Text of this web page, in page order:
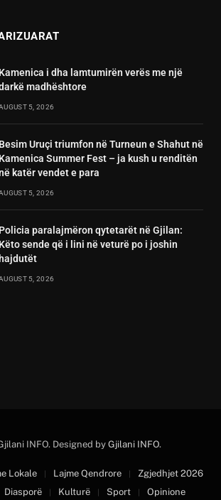
Kamenica i dha lamtumirën verës me një
madhështore
5, 2026
Besim Uruçi triumfon në Turneun e Shahut në
Kamenica Summer Fest – ja kush u renditën
katër vendet e para
5, 2026
Policia paralajmëron qytetarët në Gjilan:
Këto sende që i lini në veturë po i joshin
hajdutët
5, 2026
INFO. Designed by Gjilani INFO.
Lokale Lajme Qendrore
Zgjedhjet 2026
Diasporë Kulturë Sport Opinione